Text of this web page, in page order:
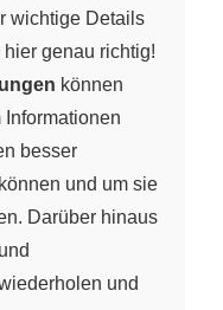
wichtige Details
genau richtig!
können
besser
und um sie
Darüber hinaus
und